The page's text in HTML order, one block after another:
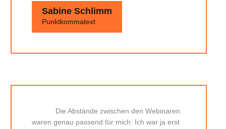
Sabine Schlimm
Punktkommatext
Die Abstände zwischen den Webinaren
waren genau passend für mich. Ich war ja erst